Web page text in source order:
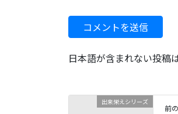
日本語が含まれない投稿
出来栄えシリーズ
前